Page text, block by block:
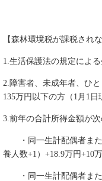
【森林環境税が課税されな
1.生活保護法の規定によ
2.障害者、未成年者、ひ
135万円以下の方（1月1日
3.前年の合計所得金額が
・同一生計配偶者また
養人数+1）+18.9万円+10
・同一生計配偶者また